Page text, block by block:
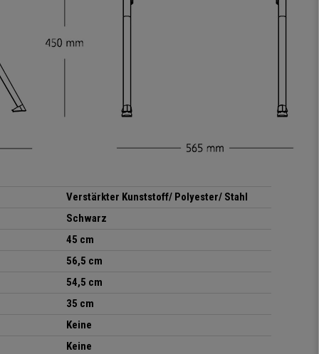
Verstärkter Kunststoff/ Polyester/ Stahl
Schwarz
45 cm
56,5 cm
54,5 cm
35 cm
Keine
Keine